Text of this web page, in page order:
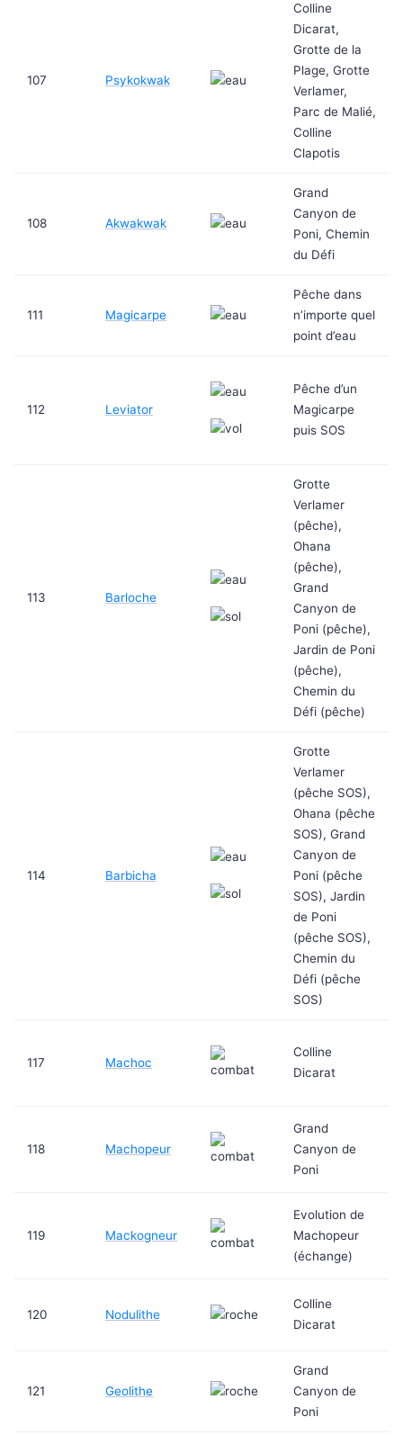
107 Psykokwak
Colline
Dicarat,
Grotte de la
Plage, Grotte
Verlamer,
Parc de Malié,
Colline
Clapotis
108 Akwakwak
Grand
Canyon de
Poni, Chemin
du Défi
111 Magicarpe
Pêche dans
n’importe quel
point d’eau
112 Leviator
Pêche d’un
Magicarpe
puis SOS
113 Barloche
Grotte
Verlamer
(pêche),
Ohana
(pêche),
Grand
Canyon de
Poni (pêche),
Jardin de Poni
(pêche),
Chemin du
Défi (pêche)
114 Barbicha
Grotte
Verlamer
(pêche SOS),
Ohana (pêche
SOS), Grand
Canyon de
Poni (pêche
SOS), Jardin
de Poni
(pêche SOS),
Chemin du
Défi (pêche
SOS)
117 Machoc
Colline
Dicarat
118 Machopeur
Grand
Canyon de
Poni
119 Mackogneur
Evolution de
Machopeur
(échange)
120 Nodulithe
Colline
Dicarat
121 Geolithe
Grand
Canyon de
Poni